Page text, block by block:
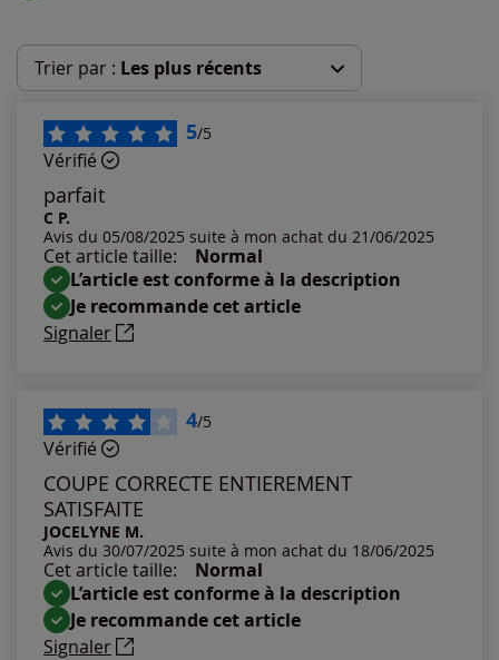
Trier par : Les plus récents
Les plus récents
Les plus anciens
Notes les plus élevées
Notes les plus basses
5/5
Vérifié
parfait
C P.
Avis du 05/08/2025 suite à mon achat du 21/06/2025
Cet article taille:
Normal
L’article est conforme à la description
Je recommande cet article
Signaler
4/5
Vérifié
COUPE CORRECTE ENTIEREMENT
SATISFAITE
JOCELYNE M.
Avis du 30/07/2025 suite à mon achat du 18/06/2025
Cet article taille:
Normal
L’article est conforme à la description
Je recommande cet article
Signaler